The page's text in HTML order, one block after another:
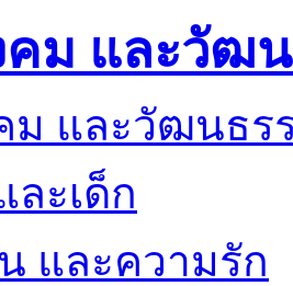
ม และวัฒ
ละเด็ก
และความรัก